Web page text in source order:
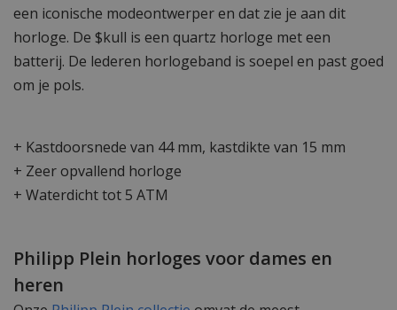
een iconische modeontwerper en dat zie je aan dit
horloge. De $kull is een quartz horloge met een
batterij. De lederen horlogeband is soepel en past goed
om je pols.
+ Kastdoorsnede van 44 mm, kastdikte van 15 mm
+ Zeer opvallend horloge
+ Waterdicht tot 5 ATM
Philipp Plein horloges voor dames en
heren